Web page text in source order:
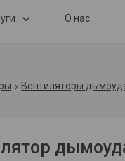
О нас
Вентиляторы